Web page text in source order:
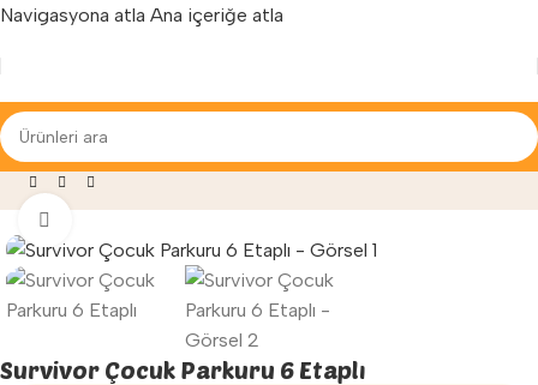
Navigasyona atla Ana içeriğe atla
Survivor Oyun Parkurları
Survivor Çocuk Parkuru 6 Etaplı